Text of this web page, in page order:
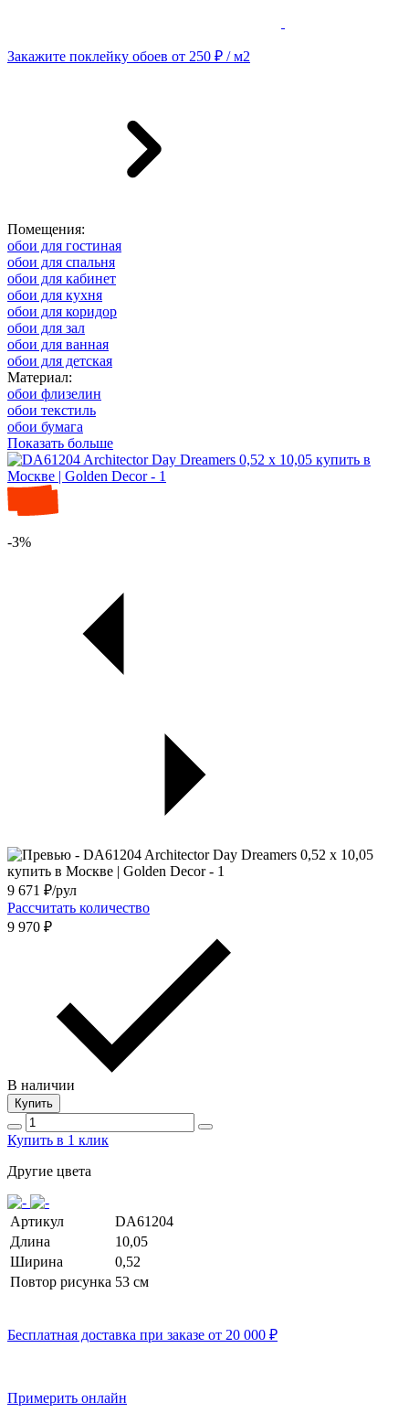
Закажите поклейку обоев от 250 ₽ / м2
Помещения:
обои для гостиная
обои для спальня
обои для кабинет
обои для кухня
обои для коридор
обои для зал
обои для ванная
обои для детская
Материал:
обои флизелин
обои текстиль
обои бумага
Показать больше
-3%
9 671 ₽/рул
Рассчитать количество
9 970 ₽
В наличии
Купить
Купить в 1 клик
Другие цвета
Артикул
DA61204
Длина
10,05
Ширина
0,52
Повтор рисунка 53 cм
Бесплатная доставка при заказе от 20 000 ₽
Примерить онлайн